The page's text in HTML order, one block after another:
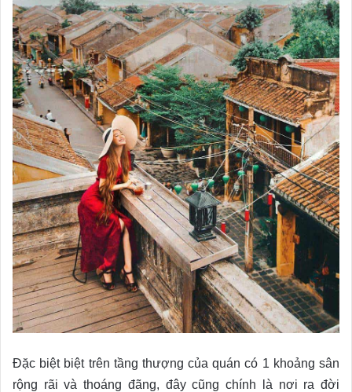
Đặc biệt biệt trên tầng thượng của quán có 1 khoảng sân
rộng rãi và thoáng đãng, đây cũng chính là nơi ra đời